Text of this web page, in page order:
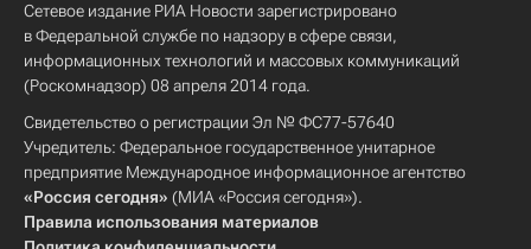
Сетевое издание РИА Новости зарегистрировано
в Федеральной службе по надзору в сфере связи,
информационных технологий и массовых коммуникаций
(Роскомнадзор) 08 апреля 2014 года.
Свидетельство о регистрации Эл № ФС77-57640
Учредитель: Федеральное государственное унитарное
предприятие Международное информационное агентство
«Россия сегодня» (МИА «Россия сегодня»).
Правила использования материалов